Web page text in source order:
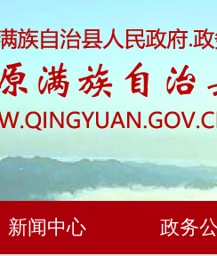
新闻中心 政务